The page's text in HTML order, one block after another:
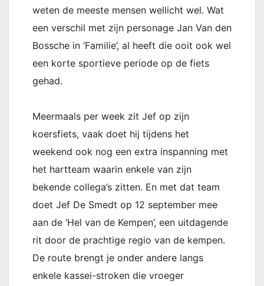
weten de meeste mensen wellicht wel. Wat
een verschil met zijn personage Jan Van den
Bossche in ‘Familie’, al heeft die ooit ook wel
een korte sportieve periode op de fiets
gehad.
Meermaals per week zit Jef op zijn
koersfiets, vaak doet hij tijdens het
weekend ook nog een extra inspanning met
het hartteam waarin enkele van zijn
bekende collega’s zitten. En met dat team
doet Jef De Smedt op 12 september mee
aan de ‘Hel van de Kempen’, een uitdagende
rit door de prachtige regio van de kempen.
De route brengt je onder andere langs
enkele kassei-stroken die vroeger